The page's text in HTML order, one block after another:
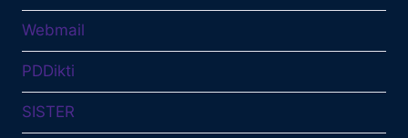
Webmail
PDDikti
SISTER